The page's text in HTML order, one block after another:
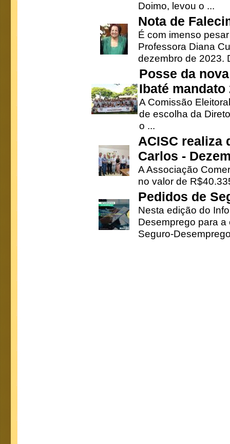
Doimo, levou o ...
Nota de
É com imenso
Professora Diana
dezembro de 2023.
Posse da
Ibaté mandato
A Comissão
de escolha da
o ...
ACISC realiza
Carlos -
A Associação
no valor de
Pedidos de
Nesta edição do
Desemprego para
Seguro-